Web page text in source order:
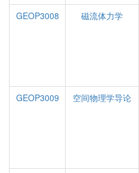
GEOP3008
磁流体力学
GEOP3009
空间物理学导论